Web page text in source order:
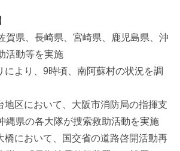
賀県、長崎県、宮崎県、鹿児島県、沖
活動等を実施
により、9時頃、南阿蘇村の状況を調
地区において、大阪市消防局の指揮支
縄県の各大隊が捜索救助活動を実施
橋において、国交省の道路啓開活動再